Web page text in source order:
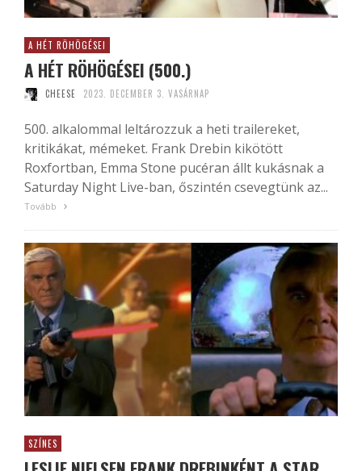
A HÉT RÖHÖGÉSEI
A HÉT RÖHÖGÉSEI (500.)
CHEESE 2023. DECEMBER 3. VASÁRNAP
500. alkalommal leltározzuk a heti trailereket,
kritikákat, mémeket. Frank Drebin kikötött
Roxfortban, Emma Stone pucéran állt kukásnak a
Saturday Night Live-ban, őszintén csevegtünk az...
Tovább
SZÍNES